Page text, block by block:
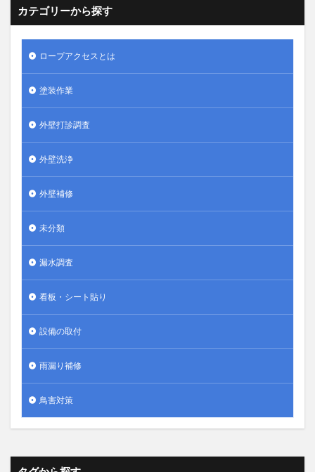
カテゴリーから探す
ロープアクセスとは
塗装作業
外壁打診調査
外壁洗浄
外壁補修
未分類
漏水調査
看板・シート貼り
設備の取付
雨漏り補修
鳥害対策